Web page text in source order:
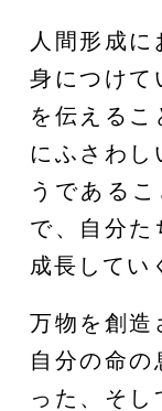
人間形成
身につけて
を伝えるこ
にふさわし
うである
で、自分た
成長してい
万物を創造
自分の命
った、そ